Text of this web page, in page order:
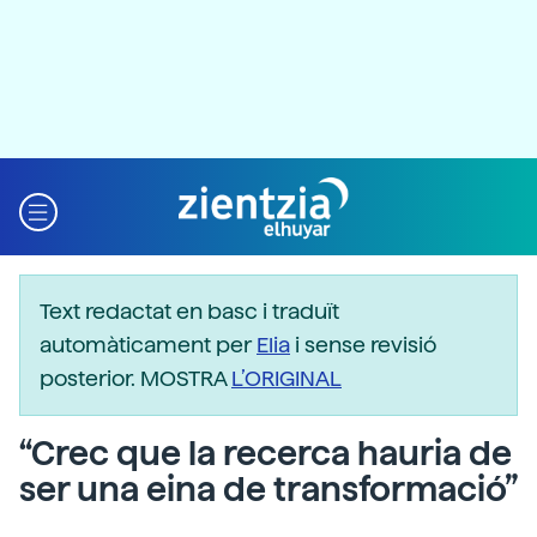
Text redactat en basc i traduït
automàticament perElia i sense revisió
posterior. MOSTRAL’ORIGINAL
“Crec que la recerca hauria de
ser una eina de transformació”